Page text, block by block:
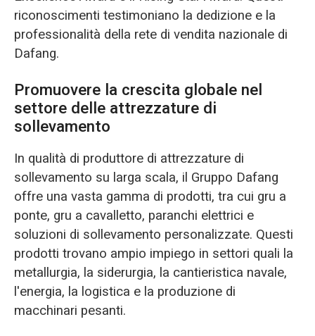
riconoscimenti testimoniano la dedizione e la
professionalità della rete di vendita nazionale di
Dafang.
Promuovere la crescita globale nel
settore delle attrezzature di
sollevamento
In qualità di produttore di attrezzature di
sollevamento su larga scala, il Gruppo Dafang
offre una vasta gamma di prodotti, tra cui gru a
ponte, gru a cavalletto, paranchi elettrici e
soluzioni di sollevamento personalizzate. Questi
prodotti trovano ampio impiego in settori quali la
metallurgia, la siderurgia, la cantieristica navale,
l'energia, la logistica e la produzione di
macchinari pesanti.